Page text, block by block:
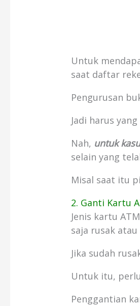
Untuk
saat daftar
Pengurusan
Jadi harus
Nah, untuk
selain yang
Misal saat itu
2. Ganti Kartu
Jenis kartu
saja rusak atau
Jika sudah
Untuk itu,
Penggantian